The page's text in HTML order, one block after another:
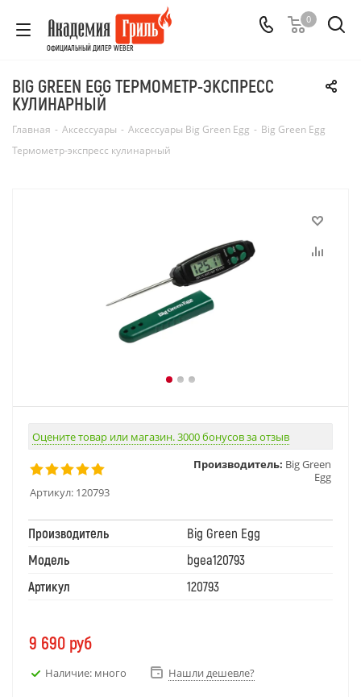
ОФИЦИАЛЬНЫЙ ДИЛЕР WEBER
0
BIG GREEN EGG ТЕРМОМЕТР-ЭКСПРЕСС
КУЛИНАРНЫЙ
Главная - Аксессуары - Аксессуары Big Green Egg - Big Green Egg
Термометр-экспресс кулинарный
Оцените товар или магазин. 3000 бонусов за отзыв
Артикул: 120793
Производитель: Big Green
Egg
Производитель
Big Green Egg
Модель
bgea120793
Артикул
120793
9 690 руб
Наличие: много Нашли дешевле?